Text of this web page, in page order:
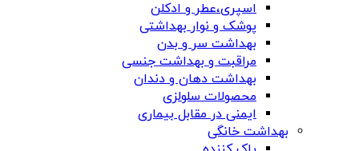
اسپری،عطر و ادکلن
پوشک و نوار بهداشتی
بهداشت سر و بدن
مراقبت و بهداشت جنسی
بهداشت دهان و دندان
محصولات سلولزی
ایمنی در مقابل بیماری
بهداشت خانگی